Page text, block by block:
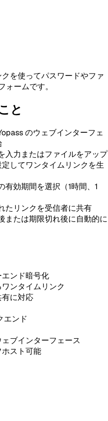
を使ってパスワードやファ
ームです。
と
のウェブインターフェ
入力またはファイルをアップ
してワンタイムリンクを生
有効期間を選択（1時間、1
リンクを受信者に共有
たは期限切れ後に自動的に
ンド暗号化
ンタイムリンク
に対応
エンド
ブインターフェース
スト可能